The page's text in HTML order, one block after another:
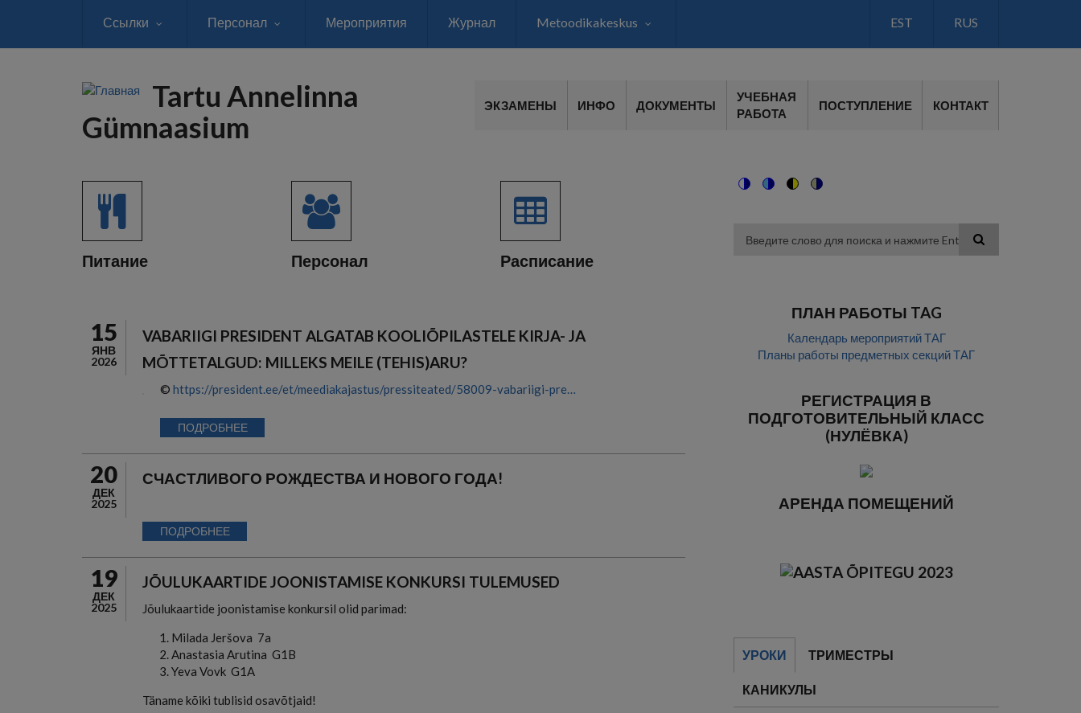
Ссылки Персонал Мероприятия Журнал Metoodikakeskus
LANGUAGE
SWITCH
EST RUS
Tartu Annelinna
Gümnaasium
ЭКЗАМЕНЫ ИНФО ДОКУМЕНТЫ
УЧЕБНАЯ
РАБОТА
ПОСТУПЛЕНИЕ КОНТАКТ
Питание Персонал Расписание
15
ЯНВ
2026
VABARIIGI PRESIDENT ALGATAB KOOLIÕPILASTELE KIRJA- JA
MÕTTETALGUD: MILLEKS MEILE (TEHIS)ARU?
© https://president.ee/et/meediakajastus/pressiteated/58009-vabariigi-pre…
ПОДРОБНЕЕ
20
ДЕК
2025
СЧАСТЛИВОГО РОЖДЕСТВА И НОВОГО ГОДА!
ПОДРОБНЕЕ
19
ДЕК
2025
JÕULUKAARTIDE JOONISTAMISE KONKURSI TULEMUSED
Jõulukaartide joonistamise konkursil olid parimad:
1. Milada Jeršova 7a
2. Anastasia Arutina G1B
3. Yeva Vovk G1A
Täname kõiki tublisid osavõtjaid!
themethemevisibility
theme
Поиск
ПЛАН РАБОТЫ TAG
Календарь мероприятий ТАГ
Планы работы предметных секций ТАГ
РЕГИСТРАЦИЯ В
ПОДГОТОВИТЕЛЬНЫЙ КЛАСС
(НУЛЁВКА)
АРЕНДА ПОМЕЩЕНИЙ
УРОКИ ТРИМЕСТРЫ
КАНИКУЛЫ